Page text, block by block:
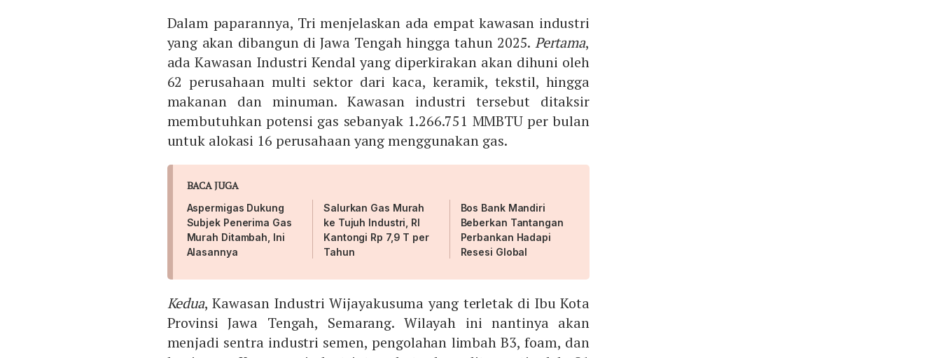
Dalam paparannya, Tri menjelaskan ada empat kawasan industri
yang akan dibangun di Jawa Tengah hingga tahun 2025. Pertama,
ada Kawasan Industri Kendal yang diperkirakan akan dihuni oleh
62 perusahaan multi sektor dari kaca, keramik, tekstil, hingga
makanan dan minuman. Kawasan industri tersebut ditaksir
membutuhkan potensi gas sebanyak 1.266.751 MMBTU per bulan
untuk alokasi 16 perusahaan yang menggunakan gas.
BACA JUGA
Aspermigas Dukung
Subjek Penerima Gas
Murah Ditambah, Ini
Alasannya
Salurkan Gas Murah
ke Tujuh Industri, RI
Kantongi Rp 7,9 T per
Tahun
Bos Bank Mandiri
Beberkan Tantangan
Perbankan Hadapi
Resesi Global
Kedua, Kawasan Industri Wijayakusuma yang terletak di Ibu Kota
Provinsi Jawa Tengah, Semarang. Wilayah ini nantinya akan
menjadi sentra industri semen, pengolahan limbah B3, foam, dan